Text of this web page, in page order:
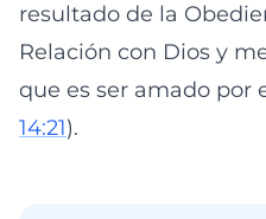
resultado de la
Relación con Dios y
que es ser amado por
14:21).